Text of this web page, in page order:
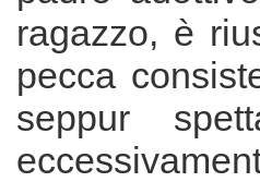
ragazzo, è
pecca
seppur